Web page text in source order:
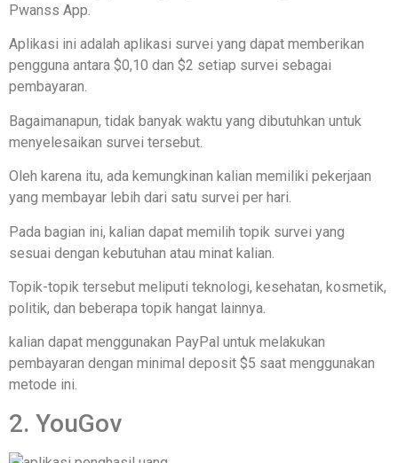
Pwanss App.
Aplikasi ini adalah aplikasi survei yang dapat memberikan
pengguna antara $0,10 dan $2 setiap survei sebagai
pembayaran.
Bagaimanapun, tidak banyak waktu yang dibutuhkan untuk
menyelesaikan survei tersebut.
Oleh karena itu, ada kemungkinan kalian memiliki pekerjaan
yang membayar lebih dari satu survei per hari.
Pada bagian ini, kalian dapat memilih topik survei yang
sesuai dengan kebutuhan atau minat kalian.
Topik-topik tersebut meliputi teknologi, kesehatan, kosmetik,
politik, dan beberapa topik hangat lainnya.
kalian dapat menggunakan PayPal untuk melakukan
pembayaran dengan minimal deposit $5 saat menggunakan
metode ini.
2. YouGov